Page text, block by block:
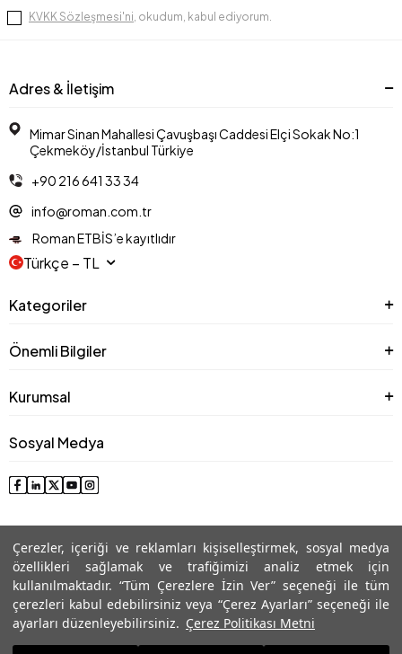
Çerezler, içeriği ve reklamları kişiselleştirmek, sosyal medya
özellikleri sağlamak ve trafiğimizi analiz etmek için
kullanılmaktadır. “Tüm Çerezlere İzin Ver” seçeneği ile tüm
çerezleri kabul edebilirsiniz veya “Çerez Ayarları” seçeneği ile
ayarları düzenleyebilirsiniz. Çerez Politikası Metni
KVKK Sözleşmesi'ni, okudum, kabul ediyorum.
Adres & İletişim
Mimar Sinan Mahallesi Çavuşbaşı Caddesi Elçi Sokak No:1
Çekmeköy/İstanbul Türkiye
+90 216 641 33 34
info@roman.com.tr
Roman ETBİS’e kayıtlıdır
Türkçe − TL
Kategoriler
Önemli Bilgiler
Kurumsal
Sosyal Medya
© 2025 Roman® Tüm Hakları Saklıdır, İzinsiz kullanılamaz